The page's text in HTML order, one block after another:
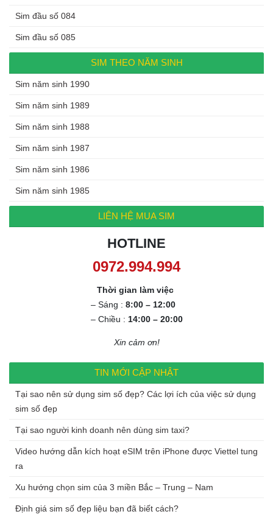
Sim đầu số 084
Sim đầu số 085
SIM THEO NĂM SINH
Sim năm sinh 1990
Sim năm sinh 1989
Sim năm sinh 1988
Sim năm sinh 1987
Sim năm sinh 1986
Sim năm sinh 1985
LIÊN HỆ MUA SIM
HOTLINE
0972.994.994
Thời gian làm việc
– Sáng : 8:00 – 12:00
– Chiều : 14:00 – 20:00
Xin cảm ơn!
TIN MỚI CẬP NHẬT
Tại sao nên sử dụng sim số đẹp? Các lợi ích của việc sử dụng
sim số đẹp
Tại sao người kinh doanh nên dùng sim taxi?
Video hướng dẫn kích hoạt eSIM trên iPhone được Viettel tung
ra
Xu hướng chọn sim của 3 miền Bắc – Trung – Nam
Định giá sim số đẹp liệu bạn đã biết cách?